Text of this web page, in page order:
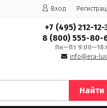
Вход
+7 (495) 212-12-
8 (800) 555-80-
Пн—Пт
info@era-
Найти